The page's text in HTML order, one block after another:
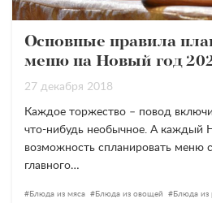
Основные правила
меню на Новый год
27 декабря 2018
Каждое торжество – повод
что-нибудь необычное. А каждый
возможность спланировать меню
главного…
Блюда из мяса Блюда из овощей
Блюда из